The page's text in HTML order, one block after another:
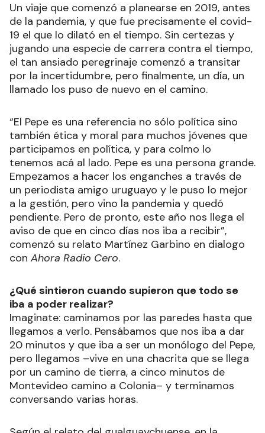
Un viaje que comenzó a planearse en 2019, antes
de la pandemia, y que fue precisamente el covid-
19 el que lo dilató en el tiempo. Sin certezas y
jugando una especie de carrera contra el tiempo,
el tan ansiado peregrinaje comenzó a transitar
por la incertidumbre, pero finalmente, un día, un
llamado los puso de nuevo en el camino.
“El Pepe es una referencia no sólo política sino
también ética y moral para muchos jóvenes que
participamos en política, y para colmo lo
tenemos acá al lado. Pepe es una persona grande.
Empezamos a hacer los enganches a través de
un periodista amigo uruguayo y le puso lo mejor
a la gestión, pero vino la pandemia y quedó
pendiente. Pero de pronto, este año nos llega el
aviso de que en cinco días nos iba a recibir”,
comenzó su relato Martínez Garbino en dialogo
con Ahora Radio Cero.
¿Qué sintieron cuando supieron que todo se
iba a poder realizar?
Imaginate: caminamos por las paredes hasta que
llegamos a verlo. Pensábamos que nos iba a dar
20 minutos y que iba a ser un monólogo del Pepe,
pero llegamos –vive en una chacrita que se llega
por un camino de tierra, a cinco minutos de
Montevideo camino a Colonia– y terminamos
conversando varias horas.